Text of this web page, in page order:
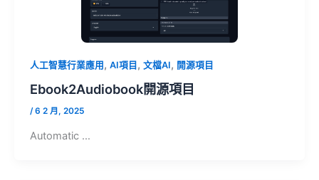
人工智慧行業應用, AI項目, 文檔AI, 開源項目
Ebook2Audiobook開源項目
/6 2 月, 2025
Automatic …